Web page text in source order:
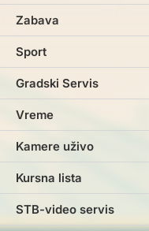
Zabava
Sport
Gradski Servis
Vreme
Kamere uživo
Kursna lista
STB-video servis